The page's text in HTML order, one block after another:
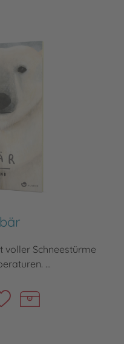
voller Schneestürme
...